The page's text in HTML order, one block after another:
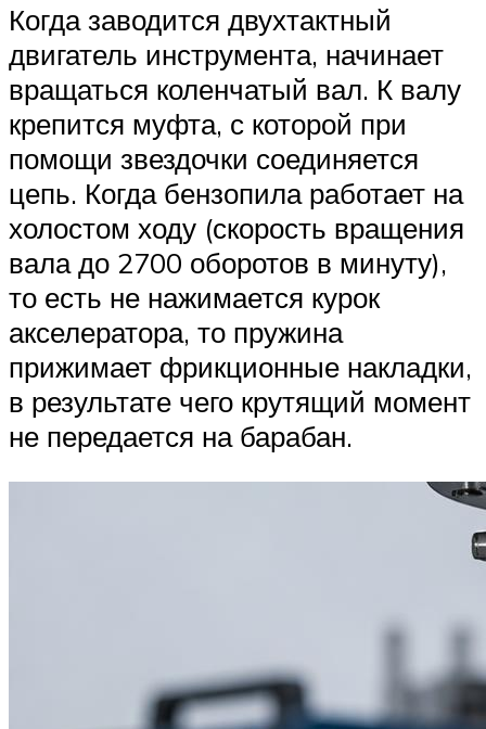
Когда заводится двухтактный
двигатель инструмента, начинает
вращаться коленчатый вал. К валу
крепится муфта, с которой при
помощи звездочки соединяется
цепь. Когда бензопила работает на
холостом ходу (скорость вращения
вала до 2700 оборотов в минуту),
то есть не нажимается курок
акселератора, то пружина
прижимает фрикционные накладки,
в результате чего крутящий момент
не передается на барабан.